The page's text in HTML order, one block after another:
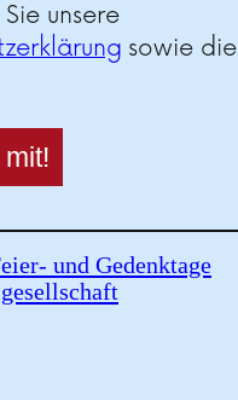
unsere
sowie die
und Gedenktage